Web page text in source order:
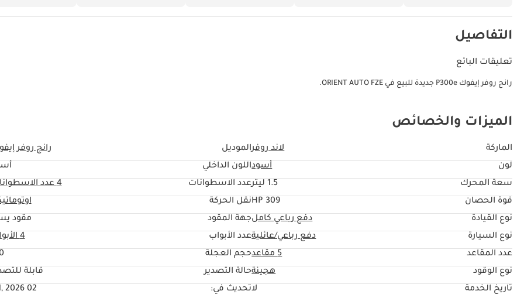
التفاصيل
تعليقات البائع
رانج روفر إيفوك P300e جديدة للبيع في ORIENT AUTO FZE.
الميزات والخصائص
الماركة لاند روفرالموديل
رانج روفر
لون
أسوداللون الداخلي
سعة المحرك
1.5 ليتر عدد الاسطوانات 4عدد
قوة الحصان
309 HP نقل الحركة
نوع القيادة
دفع رباعي كاملجهة المقود
مقود
نوع السيارة
دفع رباعي/عائليةعدد الأبواب
4 الأبواب
عدد المقاعد
5 مقاعد حجم العجلة
نوع الوقود
هجينةحالة التصدير
قابلة
تاريخ الخدمة
لاتحديث في: 02 Jul, 2026